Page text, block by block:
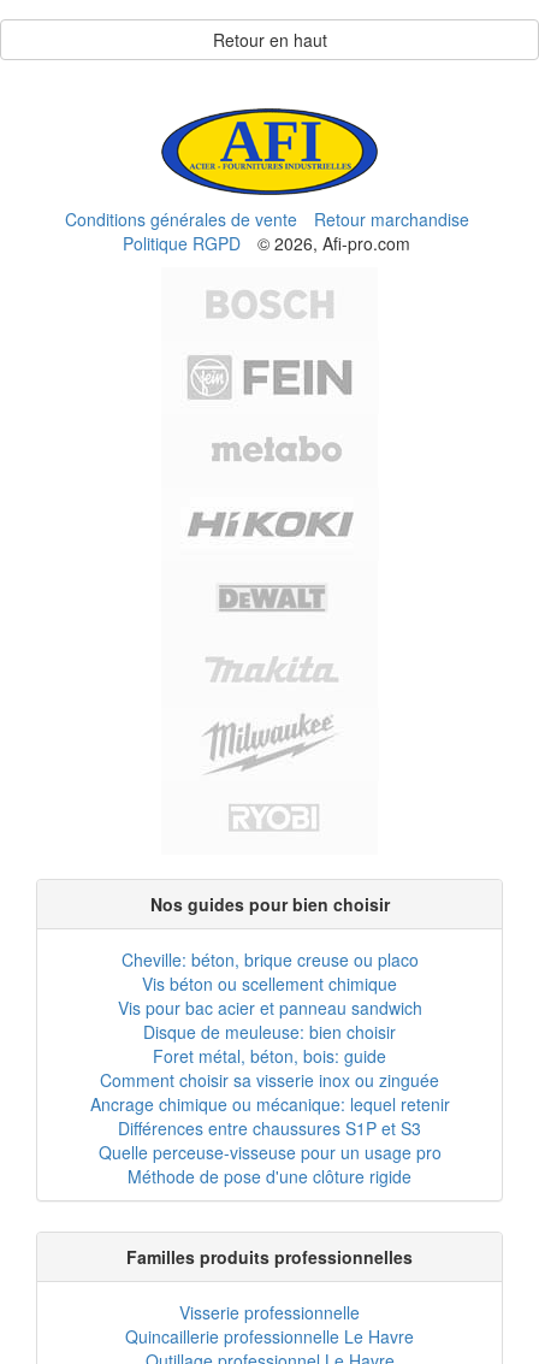
Retour en haut
Conditions générales de vente
Retour marchandise
Politique RGPD
© 2026, Afi-pro.com
Nos guides pour bien choisir
Cheville: béton, brique creuse ou placo
Vis béton ou scellement chimique
Vis pour bac acier et panneau sandwich
Disque de meuleuse: bien choisir
Foret métal, béton, bois: guide
Comment choisir sa visserie inox ou zinguée
Ancrage chimique ou mécanique: lequel retenir
Différences entre chaussures S1P et S3
Quelle perceuse-visseuse pour un usage pro
Méthode de pose d'une clôture rigide
Familles produits professionnelles
Visserie professionnelle
Quincaillerie professionnelle Le Havre